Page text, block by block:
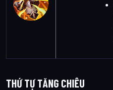
THỨ TỰ TĂNG CHIÊU